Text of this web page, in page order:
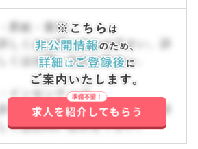
・昇給・賞与
詳しくはお問い合わせ下さい。詳
しくはお問い合わせ下さい。
・インセンティブ
詳しくはお問い合わせ下さい。詳
しくはお問い合わせ下さい。